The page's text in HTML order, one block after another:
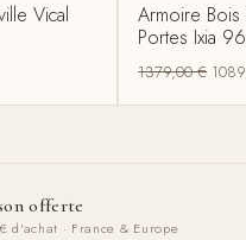
Vical
Armoire Bois
Portes Ixia
1379,00€
offerte
d'achat · France & Europe